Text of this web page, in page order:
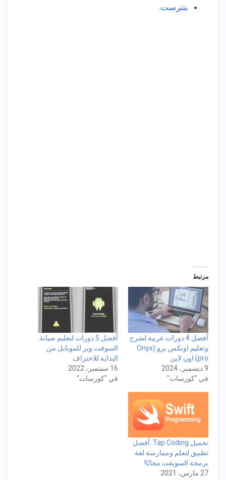
بنترست.
مرتبط
أفضل 4 دورات عربية لشرح
وتعليم اونكس برو (Onyx
pro) اون لاين
9 ديسمبر، 2024
في "كورسات"
أفضل 5 دورات لتعليم صيانة
السوفت وير للموبايل من
البداية للاحتراف
16 سبتمبر، 2022
في "كورسات"
تحميل Tap Coding: أفضل
تطبيق لتعلم وممارسة لغة
برمجة السويفت مجانًا!
27 مارس، 2021